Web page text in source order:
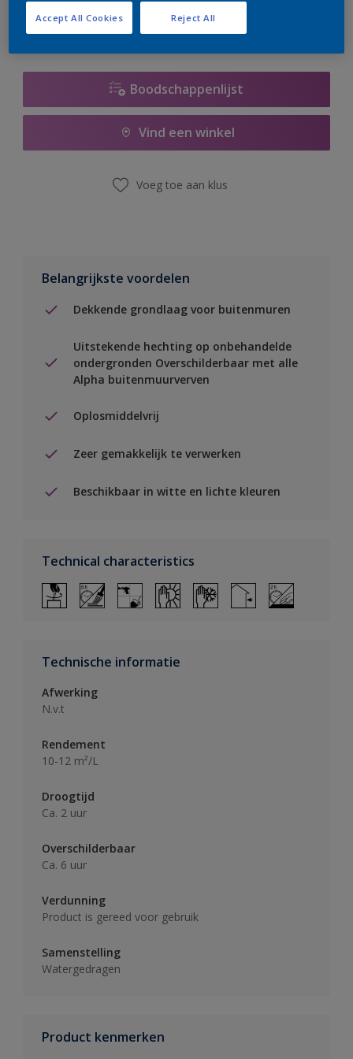
Boodschappenlijst
Vind een winkel
Voeg toe aan klus
Belangrijkste voordelen
Dekkende grondlaag voor buitenmuren
Uitstekende hechting op onbehandelde
ondergronden Overschilderbaar met alle
Alpha buitenmuurverven
Oplosmiddelvrij
Zeer gemakkelijk te verwerken
Beschikbaar in witte en lichte kleuren
Technical characteristics
Technische informatie
Afwerking
N.v.t
Rendement
10-12 m²/L
Droogtijd
Ca. 2 uur
Overschilderbaar
Ca. 6 uur
Verdunning
Product is gereed voor gebruik
Samenstelling
Watergedragen
Product kenmerken
Reject All
Accept All Cookies